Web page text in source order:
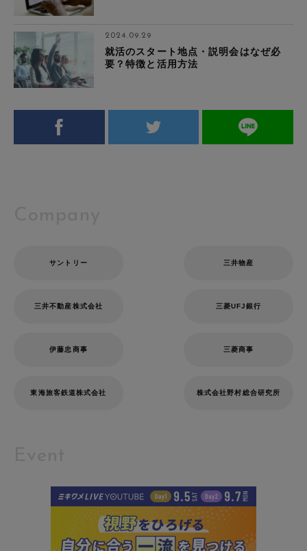
2024.09.29
就活のスタート地点・説明会はなぜ必
要？特徴と活用方法
サントリー 三井物産
三井不動産株式会社 三菱UFJ銀行
伊藤忠商事 三菱商事
東海旅客鉄道株式会社 株式会社野村総合研究所